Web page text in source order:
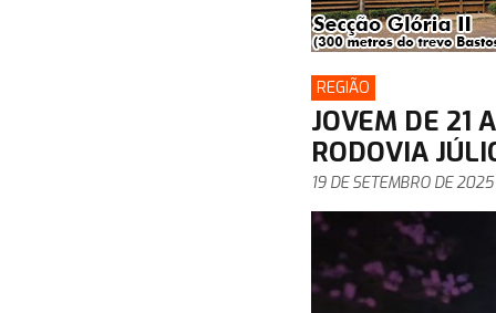
REGIÃO
JOVEM DE 21
RODOVIA
19 DE SETEMBRO DE 2025